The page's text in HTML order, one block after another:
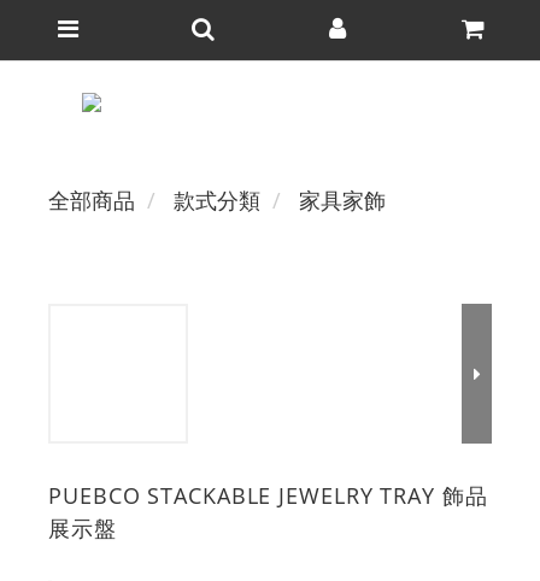
全部商品 款式分類 家具家飾
PUEBCO STACKABLE JEWELRY TRAY 飾品
展示盤